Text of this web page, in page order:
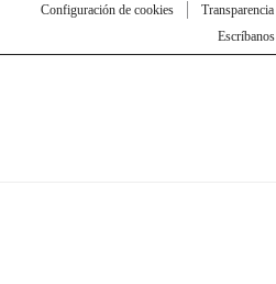
Configuración de cookies
Transparencia
Escríbanos